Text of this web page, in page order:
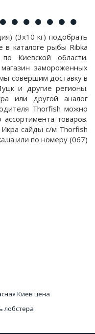
(3х10 кг) подобрать
каталоге рыбы Ribka
Киевской области.
замороженных
совершим доставку в
и другие регионы.
или другой аналог
Thorfish можно
товаров.
сайды с/м Thorfish
или по номеру (067)
Киев цена
лобстера